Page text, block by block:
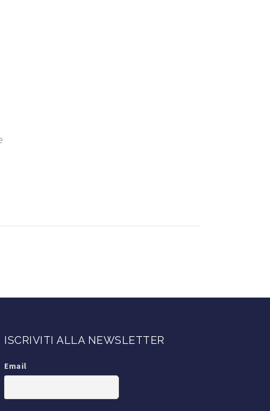
ISCRIVITI ALLA NEWSLETTER
Email